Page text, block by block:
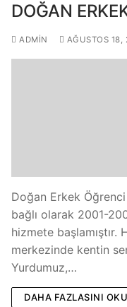
DOĞAN
ADMIN AĞUSTOS 18,
Doğan Erkek Öğrenci
bağlı olarak 2001-
hizmete başlamıştır.
merkezinde kentin
Yurdumuz,…
DAHA FAZLASINI